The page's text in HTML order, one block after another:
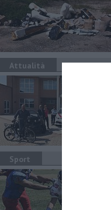
Attualità
Sport